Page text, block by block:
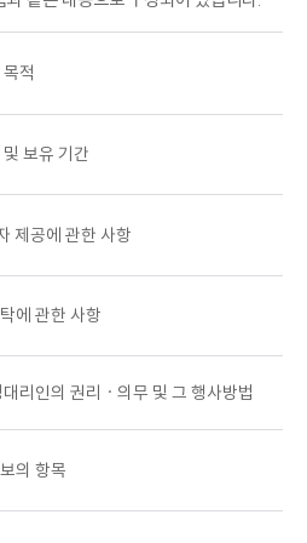
적
보유 기간
제공에 관한 사항
에 관한 사항
리인의 권리 · 의무 및 그 행사방법
의 항목